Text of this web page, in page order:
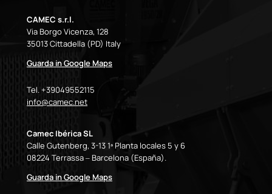
CAMEC s.r.l.
Via Borgo Vicenza, 128
35013 Cittadella (PD) Italy
Guarda in Google Maps
Tel. +39049552115
info@camec.net
Camec Ibérica SL
Calle Gutenberg, 3-13 1ª Planta locales 5 y 6
08224 Terrassa – Barcelona (España).
Guarda in Google Maps